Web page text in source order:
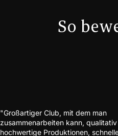
So
"Großartiger Club, mit dem man
zusammenarbeiten kann, qualitativ
hochwertige Produktionen,